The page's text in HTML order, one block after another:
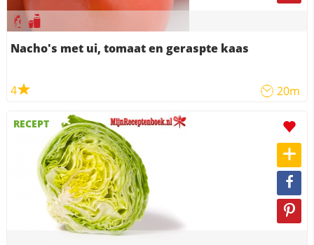
Nacho's met ui, tomaat en geraspte kaas
4 20m
RECEPT